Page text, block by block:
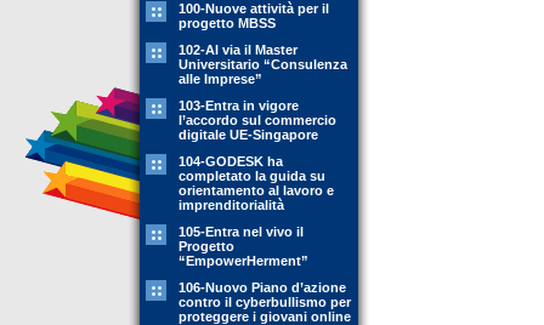
100-Nuove attività per il
progetto MBSS
102-Al via il Master
Universitario “Consulenza
alle Imprese”
103-Entra in vigore
l’accordo sul commercio
digitale UE-Singapore
104-GODESK ha
completato la guida su
orientamento al lavoro e
imprenditorialità
105-Entra nel vivo il
Progetto
“EmpowerHerment”
106-Nuovo Piano d’azione
contro il cyberbullismo per
proteggere i giovani online